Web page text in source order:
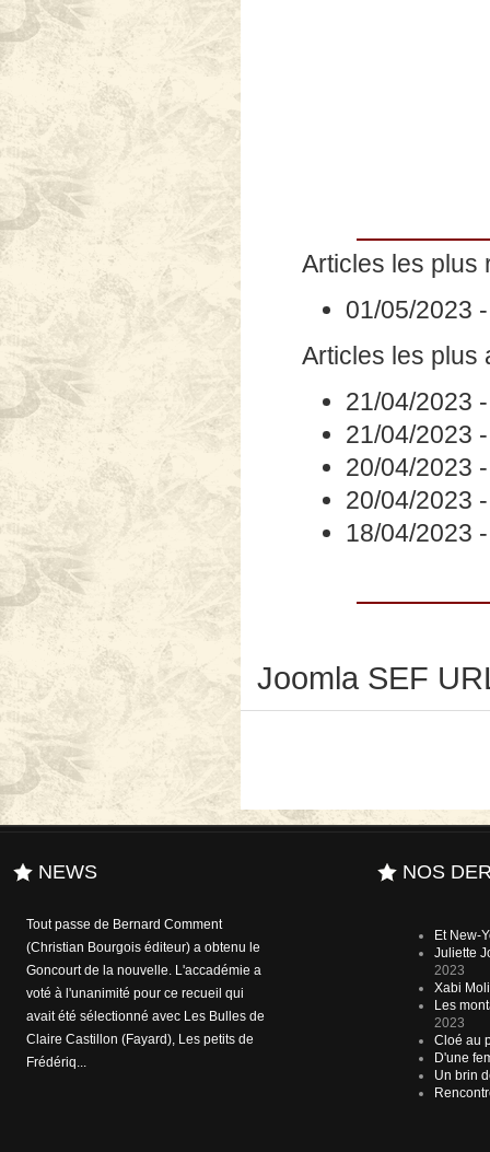
Articles les plus
01/05/2023
Articles les plus
21/04/2023
21/04/2023
20/04/2023
20/04/2023
18/04/2023
Joomla SEF
NEWS
A l'heure où le débat sur le numérique
envahit et affole le milieu de l'édition, le
bibiophile - entre autres - Karl Lagerfeld
(il dit détenir plus de 300.000 ouvrages
dans sa bibliothèque personnelle) a
trouvé la remède pour réconforter t...
NOS
Et New-
Juliette
2023
Xabi
Les
2023
Cloé au
D'une
Un brin